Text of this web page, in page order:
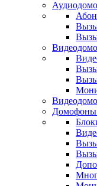
Домофоны